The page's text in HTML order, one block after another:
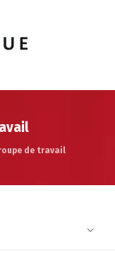
de travail